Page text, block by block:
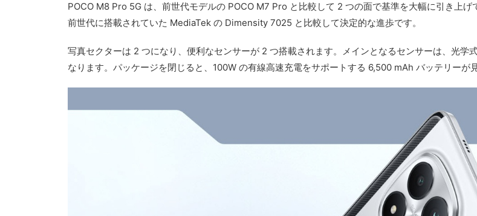
POCO M8 Pro 5G は、前世代モデルの POCO M7 Pro と比較して 2 つの面で基準を大幅に引き上
前世代に搭載されていた MediaTek の Dimensity 7025 と比較して決定的な進歩です。
写真セクターは 2 つになり、便利なセンサーが 2 つ搭載されます。メインとなるセンサーは、光
なります。パッケージを閉じると、100W の有線高速充電をサポートする 6,500 mAh バッテリーが